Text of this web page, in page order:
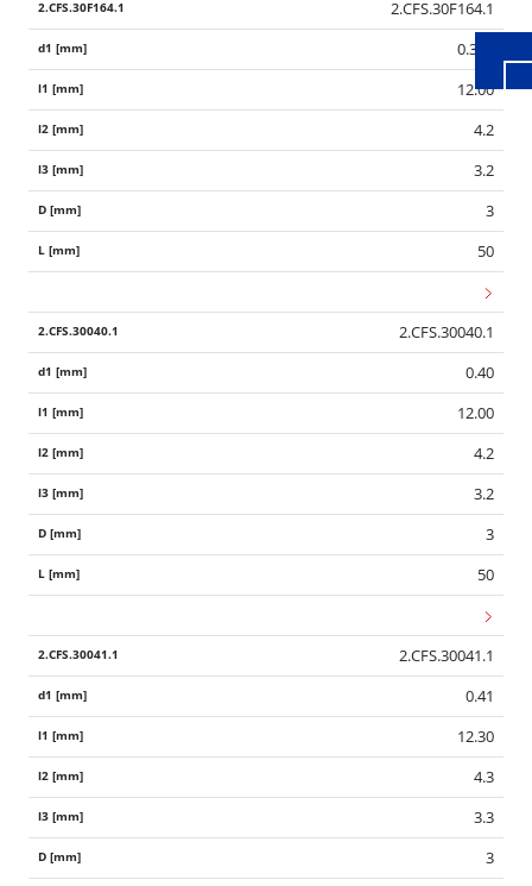
2.CFS.30F164.1
0.396
12.00
4.2
3.2
3
50
2.CFS.30040.1
0.40
12.00
4.2
3.2
3
50
2.CFS.30041.1
0.41
12.30
4.3
3.3
3